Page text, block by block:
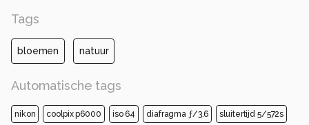
Tags
bloemen natuur
Automatische tags
nikon coolpix p6000 iso 64 diafragma ƒ/3.6 sluitertijd 5/572s